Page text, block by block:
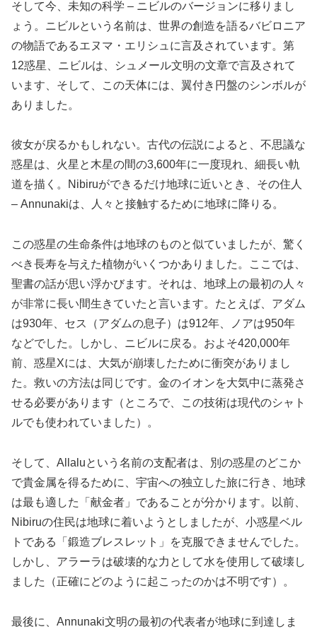
そして今、未知の科学 – ニビルのバージョンに移りまし
ょう。ニビルという名前は、世界の創造を語るバビロニア
の物語であるエヌマ・エリシュに言及されています。第
12惑星、ニビルは、シュメール文明の文章で言及されて
います、そして、この天体には、翼付き円盤のシンボルが
ありました。
彼女が戻るかもしれない。古代の伝説によると、不思議な
惑星は、火星と木星の間の3,600年に一度現れ、細長い軌
道を描く。Nibiruができるだけ地球に近いとき、その住人
– Annunakiは、人々と接触するために地球に降りる。
この惑星の生命条件は地球のものと似ていましたが、驚く
べき長寿を与えた植物がいくつかありました。ここでは、
聖書の話が思い浮かびます。それは、地球上の最初の人々
が非常に長い間生きていたと言います。たとえば、アダム
は930年、セス（アダムの息子）は912年、ノアは950年
などでした。しかし、ニビルに戻る。およそ420,000年
前、惑星Xには、大気が崩壊したために衝突がありまし
た。救いの方法は同じです。金のイオンを大気中に蒸発さ
せる必要があります（ところで、この技術は現代のシャト
ルでも使われていました）。
そして、Allaluという名前の支配者は、別の惑星のどこか
で貴金属を得るために、宇宙への独立した旅に行き、地球
は最も適した「献金者」であることが分かります。以前、
Nibiruの住民は地球に着いようとしましたが、小惑星ベル
トである「鍛造ブレスレット」を克服できませんでした。
しかし、アラーラは破壊的な力として水を使用して破壊し
ました（正確にどのように起こったのかは不明です）。
最後に、Annunaki文明の最初の代表者が地球に到達しま